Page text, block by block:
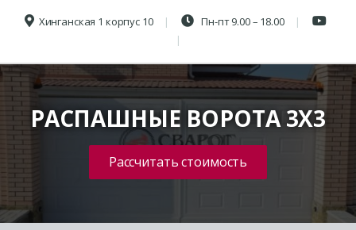
Хинганская 1 корпус 10 Пн-пт 9.00 – 18.00
РАСПАШНЫЕ ВОРОТА 3Х3
Рассчитать стоимость